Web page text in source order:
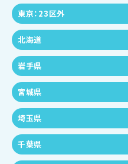
東京：23区外
北海道
岩手県
宮城県
埼玉県
千葉県